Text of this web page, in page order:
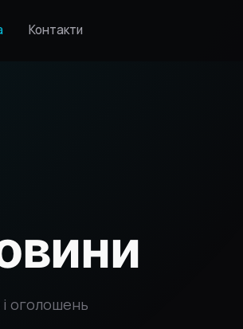
Контакти
і оголошень